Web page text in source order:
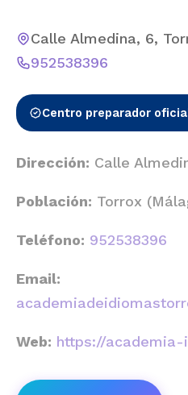
Calle Almedina, 6,
952538396
Centro preparador
Dirección: Calle
Población: Torrox
Teléfono: 952538396
Email:
Web: https://